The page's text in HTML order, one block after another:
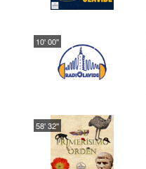
10' 00''
58' 32''